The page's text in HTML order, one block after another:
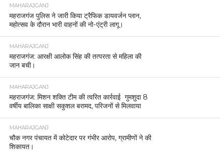
MAHARAJGANJ
महराजगंज पुलिस ने जारी किया ट्रैफिक डायवर्जन प्लान,
महोत्सव के दौरान भारी वाहनों की नो-एंट्री लागू।
MAHARAJGANJ
महराजगंज: आरक्षी आलोक सिंह की तत्परता से महिला की
जान बची।
MAHARAJGANJ
महराजगंज: मिशन शक्ति टीम की त्वरित कार्रवाई गुमशुदा 8
वर्षीय बालिका साक्षी सकुशल बरामद, परिजनों से मिलवाया
MAHARAJGANJ
चौक नगर पंचायत में कोटेदार पर गंभीर आरोप, ग्रामीणों ने की
शिकायत।